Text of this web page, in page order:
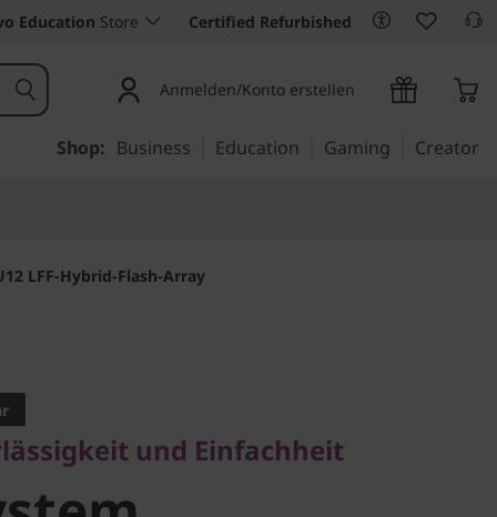
Education Store Certified Refurbished
Anmelden/Konto erstellen
Shop: Business Education Gaming Creator
LFF-Hybrid-Flash-Array
LFF-
und Einfachheit